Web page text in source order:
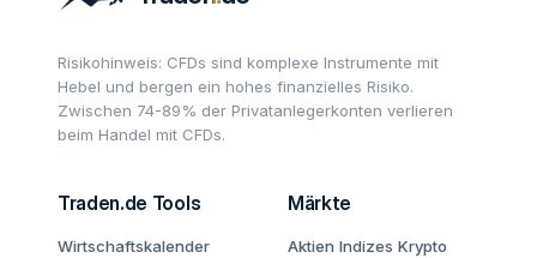
Risikohinweis: CFDs sind komplexe Instrumente mit
Hebel und bergen ein hohes finanzielles Risiko.
Zwischen 74-89% der Privatanlegerkonten verlieren
beim Handel mit CFDs.
Traden.de Tools
Wirtschaftskalender
Märkte
Aktien Indizes Krypto